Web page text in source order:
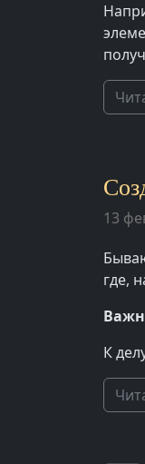
13
где,
К